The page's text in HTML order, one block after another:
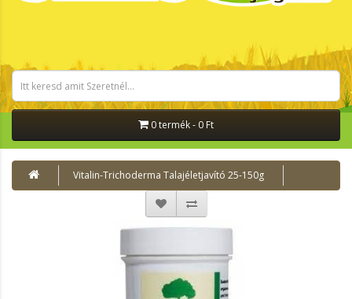
0 termék - 0 Ft
Vitalin-Trichoderma Talajéletjavító 25-150g